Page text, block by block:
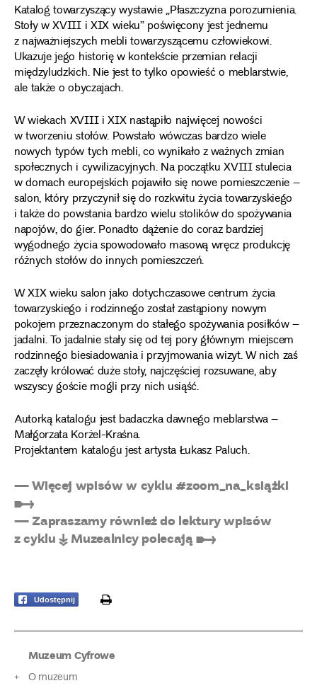
Katalog towarzyszący wystawie „Płaszczyzna porozumienia.
Stoły w XVIII i XIX wieku” poświęcony jest jednemu
z najważniejszych mebli towarzyszącemu człowiekowi.
Ukazuje jego historię w kontekście przemian relacji
międzyludzkich. Nie jest to tylko opowieść o meblarstwie,
ale także o obyczajach.
W wiekach XVIII i XIX nastąpiło najwięcej nowości
w tworzeniu stołów. Powstało wówczas bardzo wiele
nowych typów tych mebli, co wynikało z ważnych zmian
społecznych i cywilizacyjnych. Na początku XVIII stulecia
w domach europejskich pojawiło się nowe pomieszczenie –
salon, który przyczynił się do rozkwitu życia towarzyskiego
i także do powstania bardzo wielu stolików do spożywania
napojów, do gier. Ponadto dążenie do coraz bardziej
wygodnego życia spowodowało masową wręcz produkcję
różnych stołów do innych pomieszczeń.
W XIX wieku salon jako dotychczasowe centrum życia
towarzyskiego i rodzinnego został zastąpiony nowym
pokojem przeznaczonym do stałego spożywania posiłków –
jadalni. To jadalnie stały się od tej pory głównym miejscem
rodzinnego biesiadowania i przyjmowania wizyt. W nich zaś
zaczęły królować duże stoły, najczęściej rozsuwane, aby
wszyscy goście mogli przy nich usiąść.
Autorką katalogu jest badaczka dawnego meblarstwa –
Małgorzata Korżel-Kraśna.
Projektantem katalogu jest artysta Łukasz Paluch.
— Więcej wpisów w cyklu #zoom_na_książki
➸
— Zapraszamy również do lektury wpisów
z cyklu ↡ Muzealnicy polecają ➸
Udostępnij print
Muzeum Cyfrowe
O muzeum